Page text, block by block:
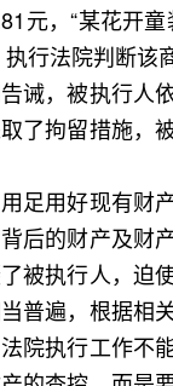
元，“某花开
行法院判断该
诫，被执行人
了拘留措施，
用好现有财
后的财产及财
被执行人，迫
普遍，根据相
院执行工作不